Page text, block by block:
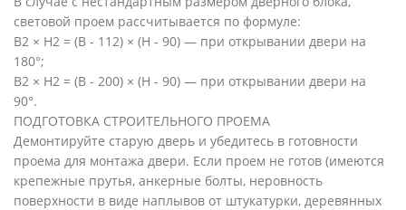
световой проем рассчитывается по формуле:
B2 × H2 = (B - 112) × (H - 90) — при открывании двери на
180°;
B2 × H2 = (B - 200) × (H - 90) — при открывании двери на
90°.
ПОДГОТОВКА СТРОИТЕЛЬНОГО ПРОЕМА
Демонтируйте старую дверь и убедитесь в готовности
проема для монтажа двери. Если проем не готов (имеются
крепежные прутья, анкерные болты, неровность
поверхности в виде наплывов от штукатурки, деревянных